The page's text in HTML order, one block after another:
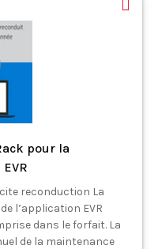
pour la
reconduction La
l’application EVR
dans le forfait. La
de la maintenance